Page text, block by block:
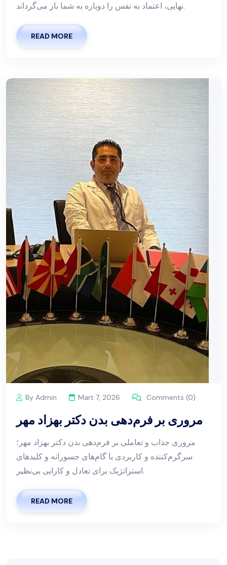
نهایی، اعتماد به نفس را دوباره به شما باز می‌گرداند.
READ MORE
By Admin Mart 7, 2026 Comments (0)
مروری بر فرم‌دهی بدن دکتر بهزاد مهر
مروری جذاب و تعاملی بر فرم‌دهی بدن دکتر بهزاد مهر؛
سرگرم‌کننده و کاربردی با گام‌های جسورانه و کلیدهای
استراتژیک برای تعادل و کارایی بی‌نظیر.
READ MORE